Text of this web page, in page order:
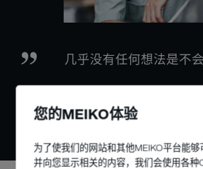
您的MEIKO体验
为了使我们的网站和其他MEIKO平台能够
并向您显示相关的内容，我们会使用各种
几乎没有任何想法是不